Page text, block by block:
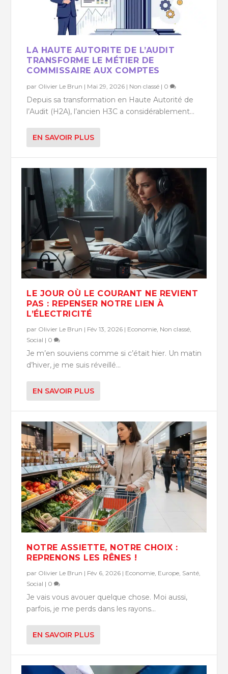
LA HAUTE AUTORITE DE L’AUDIT
TRANSFORME LE MÉTIER DE
COMMISSAIRE AUX COMPTES
par Olivier Le Brun | Mai 29, 2026 | Non classé | 0
Depuis sa transformation en Haute Autorité de
l’Audit (H2A), l’ancien H3C a considérablement...
EN SAVOIR PLUS
LE JOUR OÙ LE COURANT NE REVIENT
PAS : REPENSER NOTRE LIEN À
L’ÉLECTRICITÉ
par Olivier Le Brun | Fév 13, 2026 | Economie, Non classé,
Social | 0
Je m’en souviens comme si c’était hier. Un matin
d’hiver, je me suis réveillé...
EN SAVOIR PLUS
NOTRE ASSIETTE, NOTRE CHOIX :
REPRENONS LES RÊNES !
par Olivier Le Brun | Fév 6, 2026 | Economie, Europe, Santé,
Social | 0
Je vais vous avouer quelque chose. Moi aussi,
parfois, je me perds dans les rayons...
EN SAVOIR PLUS